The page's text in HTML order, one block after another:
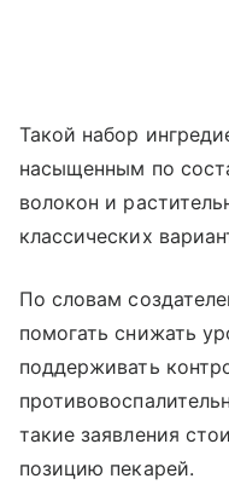
Такой набор
насыщенным по
волокон и
классических
По словам
помогать снижать
поддерживать
такие заявления
позицию пекарей.